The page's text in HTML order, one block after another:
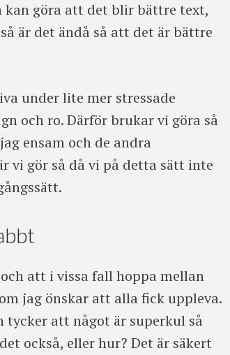
kan göra att det blir bättre text,
är det ändå så att det är bättre
under lite mer stressade
och ro. Därför brukar vi göra så
ensam och de andra
vi gör så då vi på detta sätt inte
att i vissa fall hoppa mellan
jag önskar att alla fick uppleva.
tycker att något är superkul så
också, eller hur? Det är säkert